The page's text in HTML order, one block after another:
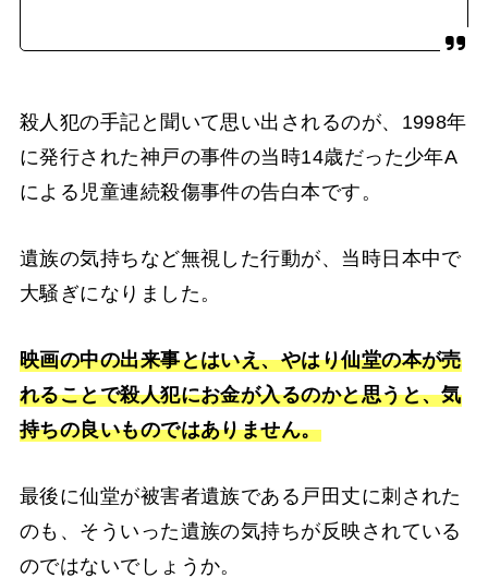
殺人犯の手記と聞いて思い出されるのが、1998年
に発行された神戸の事件の当時14歳だった少年A
による児童連続殺傷事件の告白本です。
遺族の気持ちなど無視した行動が、当時日本中で
大騒ぎになりました。
映画の中の出来事とはいえ、やはり仙堂の本が売
れることで殺人犯にお金が入るのかと思うと、気
持ちの良いものではありません。
最後に仙堂が被害者遺族である戸田丈に刺された
のも、そういった遺族の気持ちが反映されている
のではないでしょうか。